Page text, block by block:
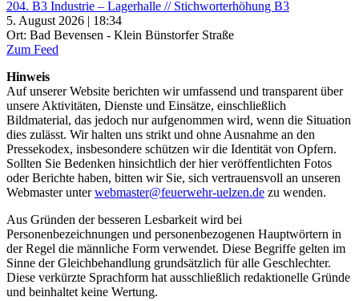
204. B3 Industrie – Lagerhalle // Stichworterhöhung B3
5. August 2026 | 18:34
Ort: Bad Bevensen - Klein Bünstorfer Straße
Zum Feed
Hinweis
Auf unserer Website berichten wir umfassend und transparent über
unsere Aktivitäten, Dienste und Einsätze, einschließlich
Bildmaterial, das jedoch nur aufgenommen wird, wenn die Situation
dies zulässt. Wir halten uns strikt und ohne Ausnahme an den
Pressekodex, insbesondere schützen wir die Identität von Opfern.
Sollten Sie Bedenken hinsichtlich der hier veröffentlichten Fotos
oder Berichte haben, bitten wir Sie, sich vertrauensvoll an unseren
Webmaster unterwebmaster@feuerwehr-uelzen.de zu wenden.
Aus Gründen der besseren Lesbarkeit wird bei
Personenbezeichnungen und personenbezogenen Hauptwörtern in
der Regel die männliche Form verwendet. Diese Begriffe gelten im
Sinne der Gleichbehandlung grundsätzlich für alle Geschlechter.
Diese verkürzte Sprachform hat ausschließlich redaktionelle Gründe
und beinhaltet keine Wertung.